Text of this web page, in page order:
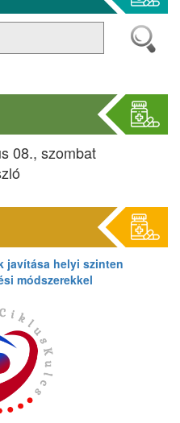
08., szombat
javítása helyi szinten
módszerekkel